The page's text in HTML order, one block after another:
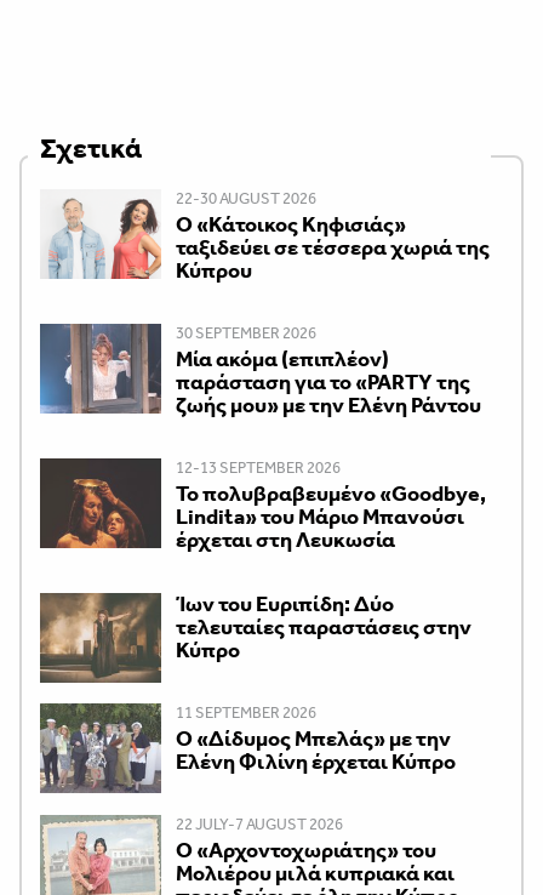
Σχετικά
22-30 AUGUST 2026
Ο «Κάτοικος Κηφισιάς»
ταξιδεύει σε τέσσερα χωριά της
Κύπρου
30 SEPTEMBER 2026
Μία ακόμα (επιπλέον)
παράσταση για το «PARTY της
ζωής μου» με την Ελένη Ράντου
12-13 SEPTEMBER 2026
Το πολυβραβευμένο «Goodbye,
Lindita» του Μάριο Μπανούσι
έρχεται στη Λευκωσία
Ίων του Ευριπίδη: Δύο
τελευταίες παραστάσεις στην
Κύπρο
11 SEPTEMBER 2026
Ο «Δίδυμος Μπελάς» με την
Ελένη Φιλίνη έρχεται Κύπρο
22 JULY-7 AUGUST 2026
Ο «Αρχοντοχωριάτης» του
Μολιέρου μιλά κυπριακά και